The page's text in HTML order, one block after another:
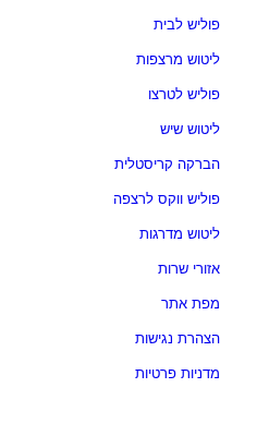
פוליש לבית
ליטוש מרצפות
פוליש לטרצו
ליטוש שיש
הברקה קריסטלית
פוליש ווקס לרצפה
ליטוש מדרגות
אזורי שרות
מפת אתר
הצהרת נגישות
מדניות פרטיות